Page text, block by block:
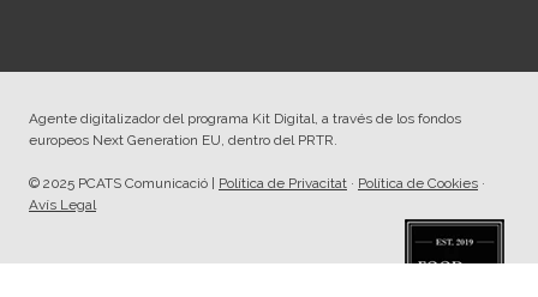
Agente digitalizador del programa Kit Digital, a través de los fondos
europeos Next Generation EU, dentro del PRTR.
© 2025 PCATS Comunicació | Política de Privacitat · Política de Cookies ·
Avís Legal